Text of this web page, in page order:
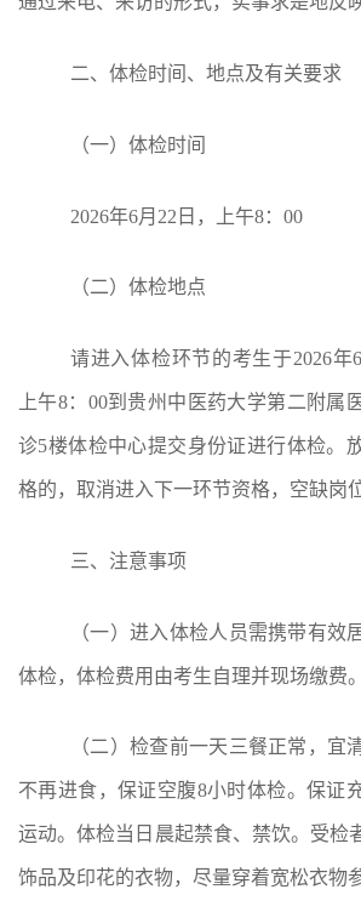
二、体检时间、地点及有关要求
（一）体检时间
2026年6月22日，上午8：00
（二） 体检地点
请进入体检环节的考生于2026年
上午8：00到贵州中医药大学第二附属
诊5楼体检中心提交身份证进行体检。
格的，取消进入下一环节资格，空缺岗
三、注意事项
（一）进入体检人员需携带有效
体检，体检费用由考生自理并现场缴费。
（二）检查前一天三餐正常，宜
不再进食，保证空腹8小时体检。保证
运动。体检当日晨起禁食、禁饮。受检
饰品及印花的衣物，尽量穿着宽松衣物